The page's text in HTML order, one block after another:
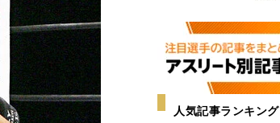
人気記事ランキング